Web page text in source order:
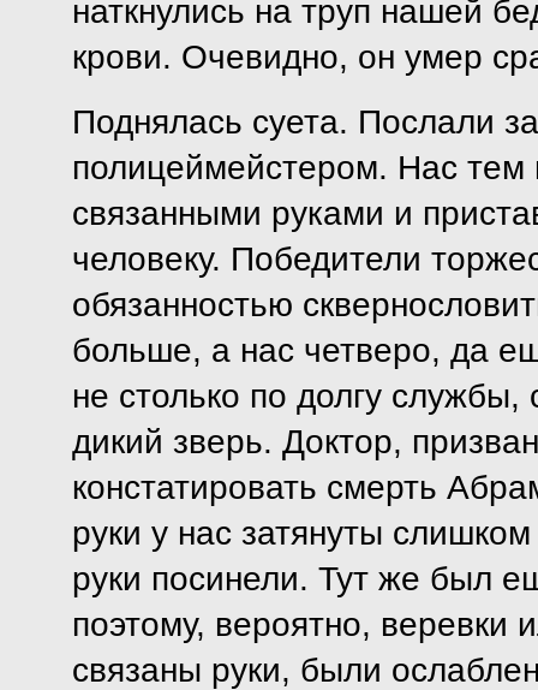
наткнулись на труп нашей
крови. Очевидно, он умер
Поднялась суета. Послали
полицеймейстером. Нас тем
связанными руками и
человеку. Победители
обязанностью
больше, а нас четверо, да
не столько по долгу службы,
дикий зверь. Доктор,
констатировать смерть
руки у нас затянуты
руки посинели. Тут же был
поэтому, вероятно, веревки
связаны руки, были